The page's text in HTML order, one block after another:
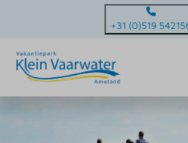
+31 (0)519